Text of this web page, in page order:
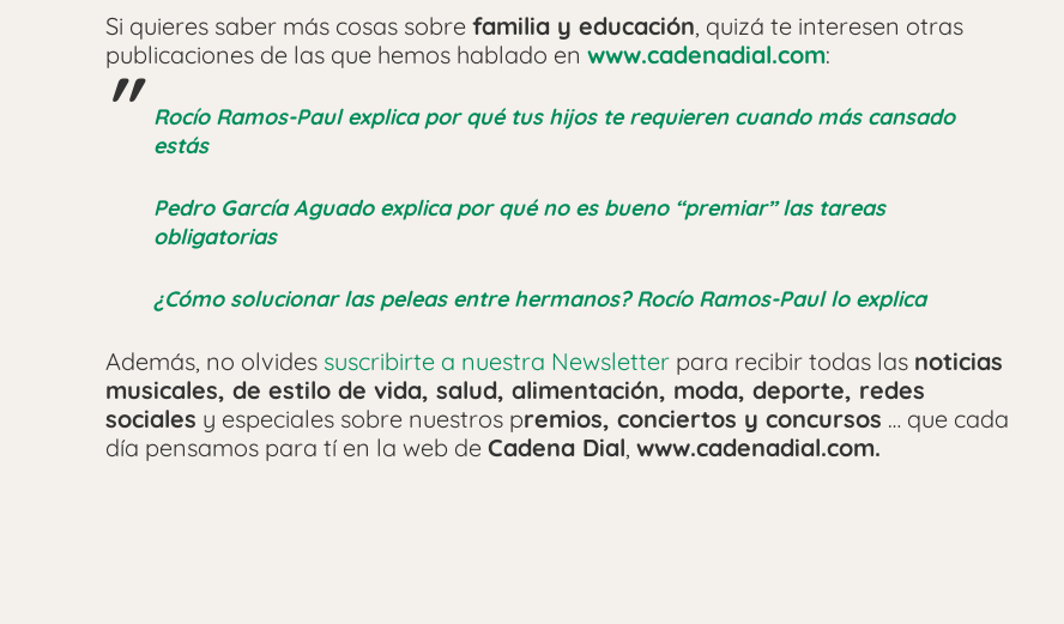
Si quieres saber más cosas sobre familia y educación, quizá te interesen otras
publicaciones de las que hemos hablado en www.cadenadial.com:
Rocío Ramos-Paul explica por qué tus hijos te requieren cuando más cansado
estás
Pedro García Aguado explica por qué no es bueno “premiar” las tareas
obligatorias
¿Cómo solucionar las peleas entre hermanos? Rocío Ramos-Paul lo explica
Además, no olvides suscribirte a nuestra Newsletter para recibir todas las noticias
musicales, de estilo de vida, salud, alimentación, moda, deporte, redes
sociales y especiales sobre nuestros premios, conciertos y concursos … que cada
día pensamos para tí en la web de Cadena Dial, www.cadenadial.com.